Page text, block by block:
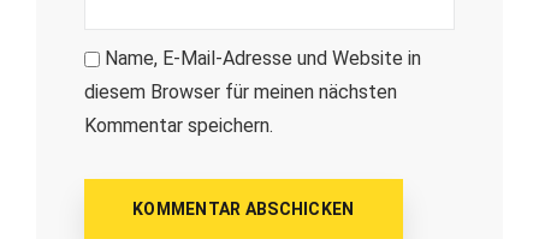
Name, E-Mail-Adresse und Website in
diesem Browser für meinen nächsten
Kommentar speichern.